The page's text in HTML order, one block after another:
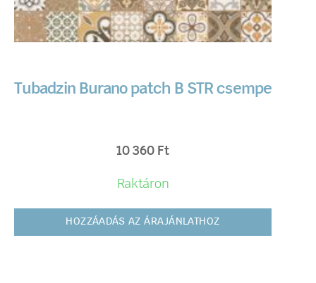
Tubadzin Burano patch B STR csempe
10 360 Ft
Raktáron
HOZZÁADÁS AZ ÁRAJÁNLATHOZ